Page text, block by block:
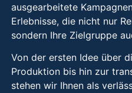
ausgearbeitete
Erlebnisse, die nicht nur
sondern Ihre Zielgruppe
Von der ersten Idee über
Produktion bis hin zur
stehen wir Ihnen als